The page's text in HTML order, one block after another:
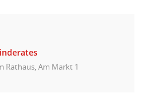
Rathaus, Am Markt 1